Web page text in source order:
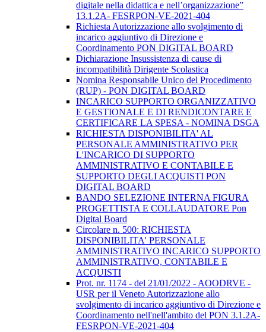
digitale nella didattica e nell’organizzazione”
13.1.2A- FESRPON-VE-2021-404
Richiesta Autorizzazione allo svolgimento di
incarico aggiuntivo di Direzione e
Coordinamento PON DIGITAL BOARD
Dichiarazione Insussistenza di cause di
incompatibilità Dirigente Scolastica
Nomina Responsabile Unico del Procedimento
(RUP) - PON DIGITAL BOARD
INCARICO SUPPORTO ORGANIZZATIVO
E GESTIONALE E DI RENDICONTARE E
CERTIFICARE LA SPESA - NOMINA DSGA
RICHIESTA DISPONIBILITA' AL
PERSONALE AMMINISTRATIVO PER
L'INCARICO DI SUPPORTO
AMMINISTRATIVO E CONTABILE E
SUPPORTO DEGLI ACQUISTI PON
DIGITAL BOARD
BANDO SELEZIONE INTERNA FIGURA
PROGETTISTA E COLLAUDATORE Pon
Digital Board
Circolare n. 500: RICHIESTA
DISPONIBILITA' PERSONALE
AMMINISTRATIVO INCARICO SUPPORTO
AMMINISTRATIVO, CONTABILE E
ACQUISTI
Prot. nr. 1174 - del 21/01/2022 - AOODRVE -
USR per il Veneto Autorizzazione allo
svolgimento di incarico aggiuntivo di Direzione e
Coordinamento nell'nell'ambito del PON 3.1.2A-
FESRPON-VE-2021-404